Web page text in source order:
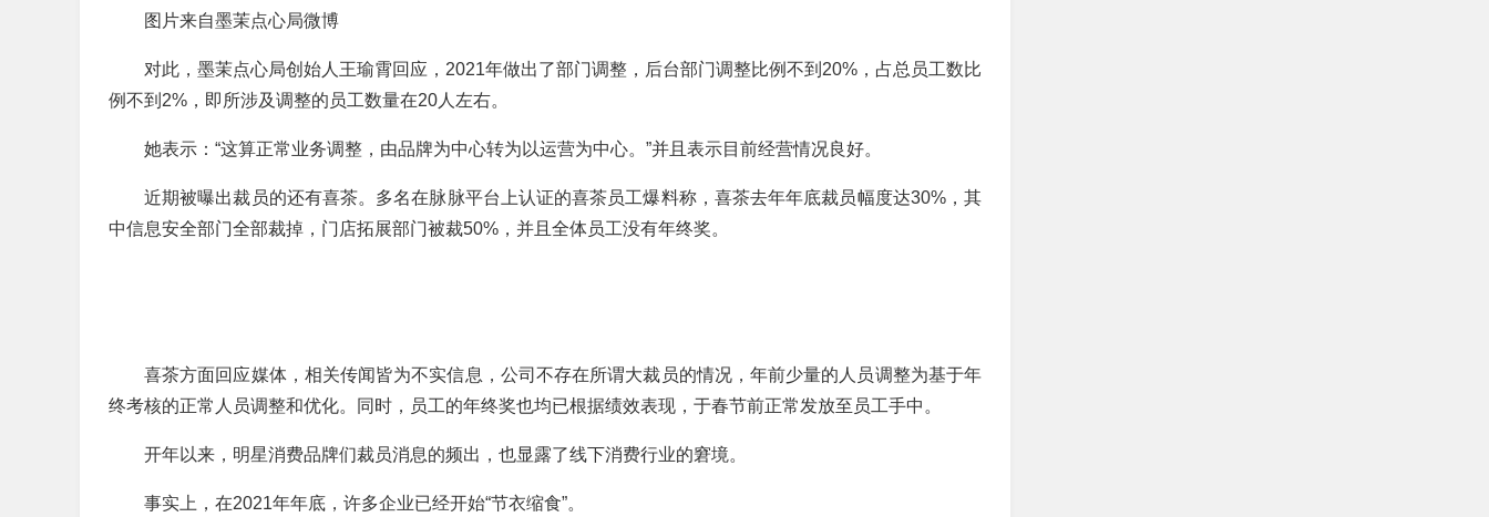
图片来自墨茉点心局微博
对此，墨茉点心局创始人王瑜霄回应，2021年做出了部门调整，后台部门调整比例不到20%，占总员工数比
例不到2%，即所涉及调整的员工数量在20人左右。
她表示：“这算正常业务调整，由品牌为中心转为以运营为中心。”并且表示目前经营情况良好。
近期被曝出裁员的还有喜茶。多名在脉脉平台上认证的喜茶员工爆料称，喜茶去年年底裁员幅度达30%，其
中信息安全部门全部裁掉，门店拓展部门被裁50%，并且全体员工没有年终奖。
喜茶方面回应媒体，相关传闻皆为不实信息，公司不存在所谓大裁员的情况，年前少量的人员调整为基于年
终考核的正常人员调整和优化。同时，员工的年终奖也均已根据绩效表现，于春节前正常发放至员工手中。
开年以来，明星消费品牌们裁员消息的频出，也显露了线下消费行业的窘境。
事实上，在2021年年底，许多企业已经开始“节衣缩食”。